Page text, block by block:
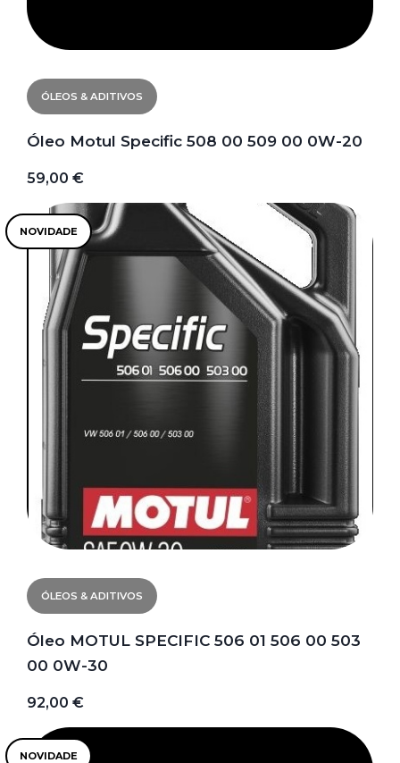
ÓLEOS & ADITIVOS
Óleo Motul Specific 508 00 509 00 0W-20
59,00 €
NOVIDADE
ÓLEOS & ADITIVOS
Óleo MOTUL SPECIFIC 506 01 506 00 503
00 0W-30
92,00 €
NOVIDADE